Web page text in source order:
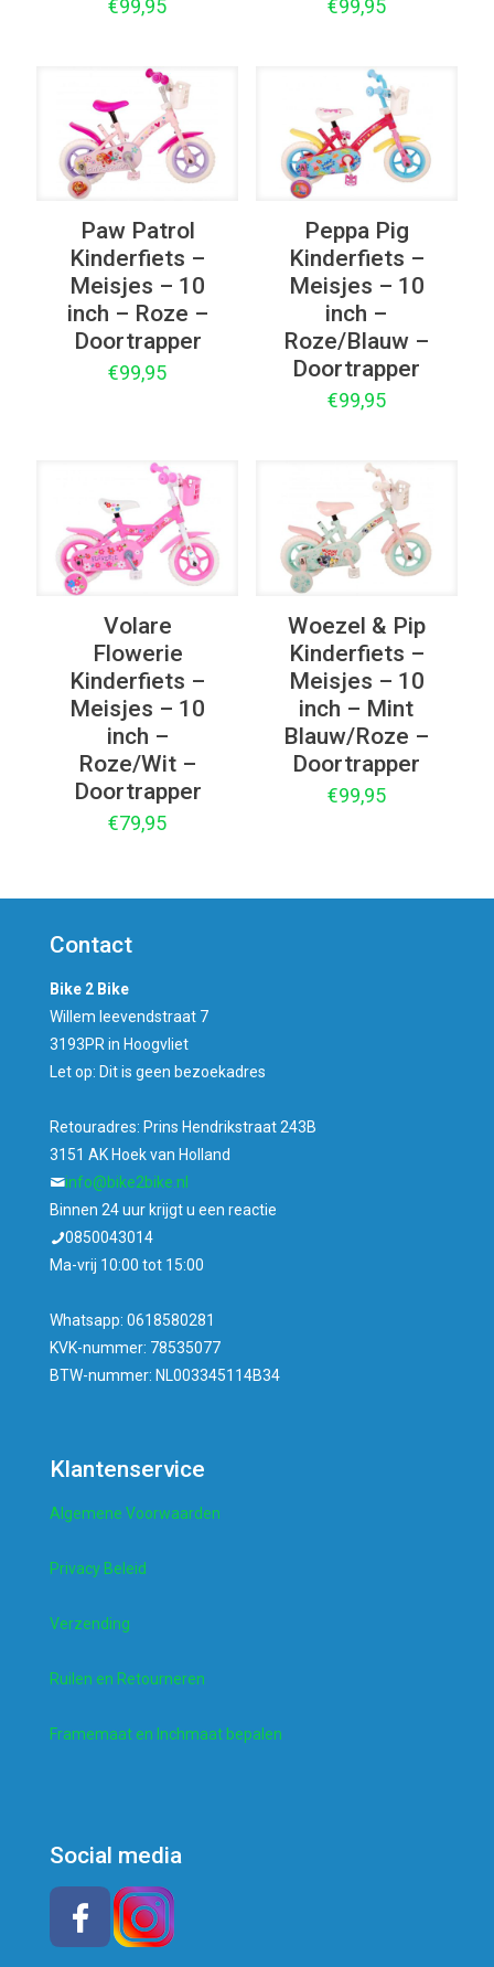
€99,95 €99,95
Paw Patrol
Kinderfiets –
Meisjes – 10
inch – Roze –
Doortrapper
€99,95
Peppa Pig
Kinderfiets –
Meisjes – 10
inch –
Roze/Blauw –
Doortrapper
€99,95
Volare
Flowerie
Kinderfiets –
Meisjes – 10
inch –
Roze/Wit –
Doortrapper
€79,95
Woezel & Pip
Kinderfiets –
Meisjes – 10
inch – Mint
Blauw/Roze –
Doortrapper
€99,95
Contact
Bike 2 Bike
Willem leevendstraat 7
3193PR in Hoogvliet
Let op: Dit is geen bezoekadres
Retouradres: Prins Hendrikstraat 243B
3151 AK Hoek van Holland
info@bike2bike.nl
Binnen 24 uur krijgt u een reactie
0850043014
Ma-vrij 10:00 tot 15:00
Whatsapp: 0618580281
KVK-nummer: 78535077
BTW-nummer: NL003345114B34
Klantenservice
Algemene Voorwaarden
Privacy Beleid
Verzending
Ruilen en Retourneren
Framemaat en Inchmaat bepalen
Social media